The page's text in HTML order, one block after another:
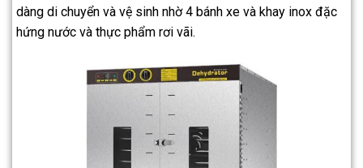
dàng di chuyển và vệ sinh nhờ 4 bánh xe và khay inox đặc
hứng nước và thực phẩm rơi vãi.